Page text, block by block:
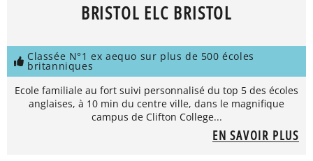
BRISTOL ELC BRISTOL
Classée N°1 ex aequo sur plus de 500 écoles
britanniques
Ecole familiale au fort suivi personnalisé du top 5 des écoles
anglaises, à 10 min du centre ville, dans le magnifique
campus de Clifton College...
EN SAVOIR PLUS